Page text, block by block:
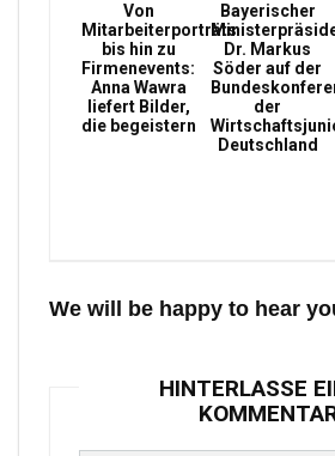
Von
Mitarbeiterporträts
bis hin zu
Firmenevents:
Anna Wawra
liefert Bilder,
die begeistern
Bayerischer
Dr. Markus
Söder auf der
der
Deutschland
We will be happy to hear
HINTERLASSE